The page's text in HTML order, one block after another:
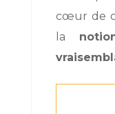
cœur de
la